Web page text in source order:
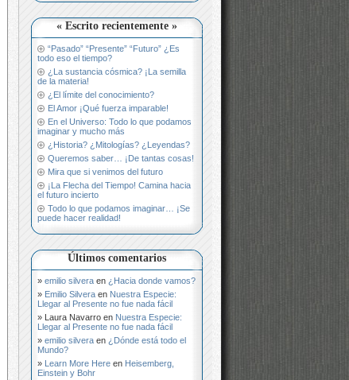
« Escrito recientemente »
“Pasado” “Presente” “Futuro” ¿Es
todo eso el tiempo?
¿La sustancia cósmica? ¡La semilla
de la materia!
¿El límite del conocimiento?
El Amor ¡Qué fuerza imparable!
En el Universo: Todo lo que podamos
imaginar y mucho más
¿Historia? ¿Mitologías? ¿Leyendas?
Queremos saber… ¡De tantas cosas!
Mira que si venimos del futuro
¡La Flecha del Tiempo! Camina hacia
el futuro incierto
Todo lo que podamos imaginar… ¡Se
puede hacer realidad!
Últimos comentarios
emilio silvera en ¿Hacia donde vamos?
Emilio Silvera en Nuestra Especie:
Llegar al Presente no fue nada fácil
Laura Navarro en Nuestra Especie:
Llegar al Presente no fue nada fácil
emilio silvera en ¿Dónde está todo el
Mundo?
Learn More Here en Heisemberg,
Einstein y Bohr